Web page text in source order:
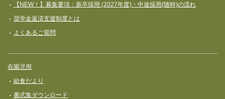
【NEW！】募集要項：新卒採用 (2027年度)・中途採用(随時)の流れ
奨学⾦返済⽀援制度とは
よくあるご質問
在園児用
給食だより
書式集ダウンロード